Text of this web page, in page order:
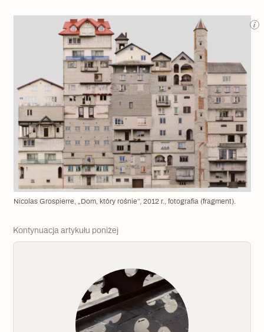
Szyb pierwszej windy w Warszawie
Świat
Popularne
Zabierz mapę na wakacje!
Nicolas Grospierre, „Dom, który rośnie”, 2012 r., fotografia (fragment).
Kontynuacja artykułu poniżej